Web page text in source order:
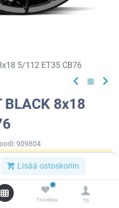
Lisää ostoskoriin
0
Toivelista Tili
5/112 ET35 CB76
BLACK 8x18
909804
yhdistelmää.